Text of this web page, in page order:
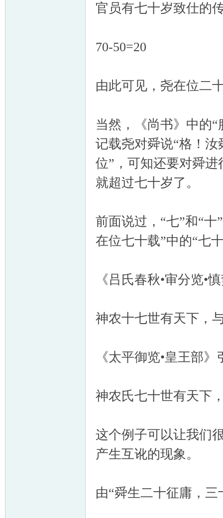
官员有七十岁致仕的
70-50=20
由此可见，尧在位二
当然，《尚书》中的
记载尧对舜说“格！
位”，可知还要对舜
就超过七十岁了。
前面说过，“七”和“
在位七十载”中的“七
《吕氏春秋•审分览•
神农十七世有天下，
《太平御览•皇王部
神农氏七十世有天下
这个例子可以让我们
产生互讹的现象。
由“舜生二十征庸，